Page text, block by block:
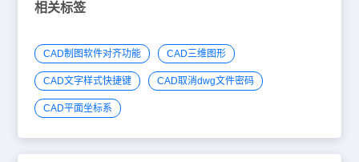
相关标签
CAD制图软件对齐功能 CAD三维图形
CAD文字样式快捷键 CAD取消dwg文件密码
CAD平面坐标系